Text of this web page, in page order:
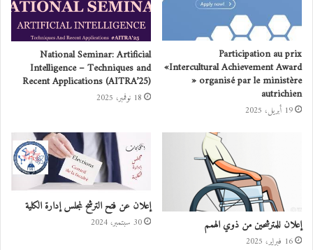
Participation au prix
«Intercultural Achievement Award
» organisé par le ministère
autrichien
19 أبريل، 2025
National Seminar: Artificial
Intelligence – Techniques and
Recent Applications (AITRA’25)
18 نوفمبر، 2025
إعلان للمترشحين من ذوي الهمم
16 فبراير، 2025
إعلان عن فتح الترشح لمجلس إدارة الكلية
30 سبتمبر، 2024